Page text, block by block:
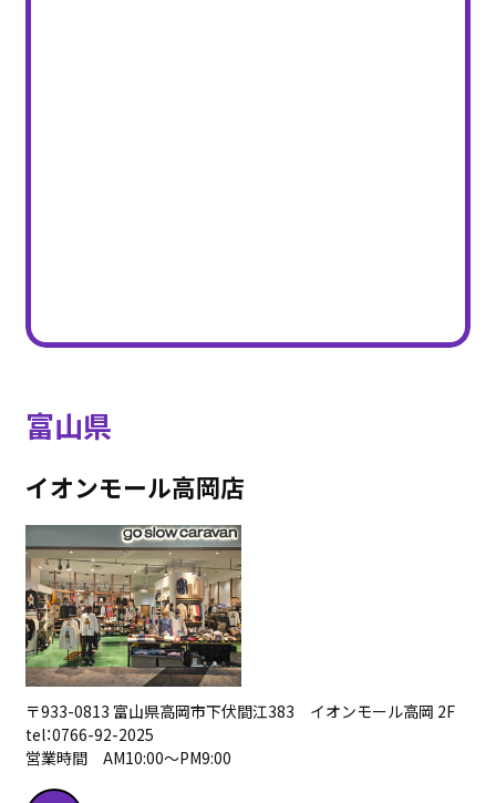
富山県
イオンモール高岡店
〒933-0813 富山県高岡市下伏間江383 イオンモール高岡 2F
tel：0766-92-2025
営業時間 AM10:00〜PM9:00